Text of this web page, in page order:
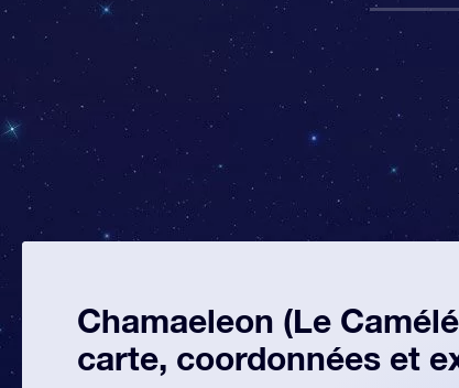
Chamaeleon (Le
carte, coordonnées et